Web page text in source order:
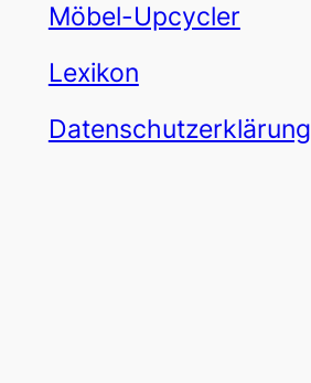
Möbel-Upcycler
Lexikon
Datenschutzerklärung